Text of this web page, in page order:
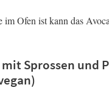
im Ofen ist kann das
Sprossen und